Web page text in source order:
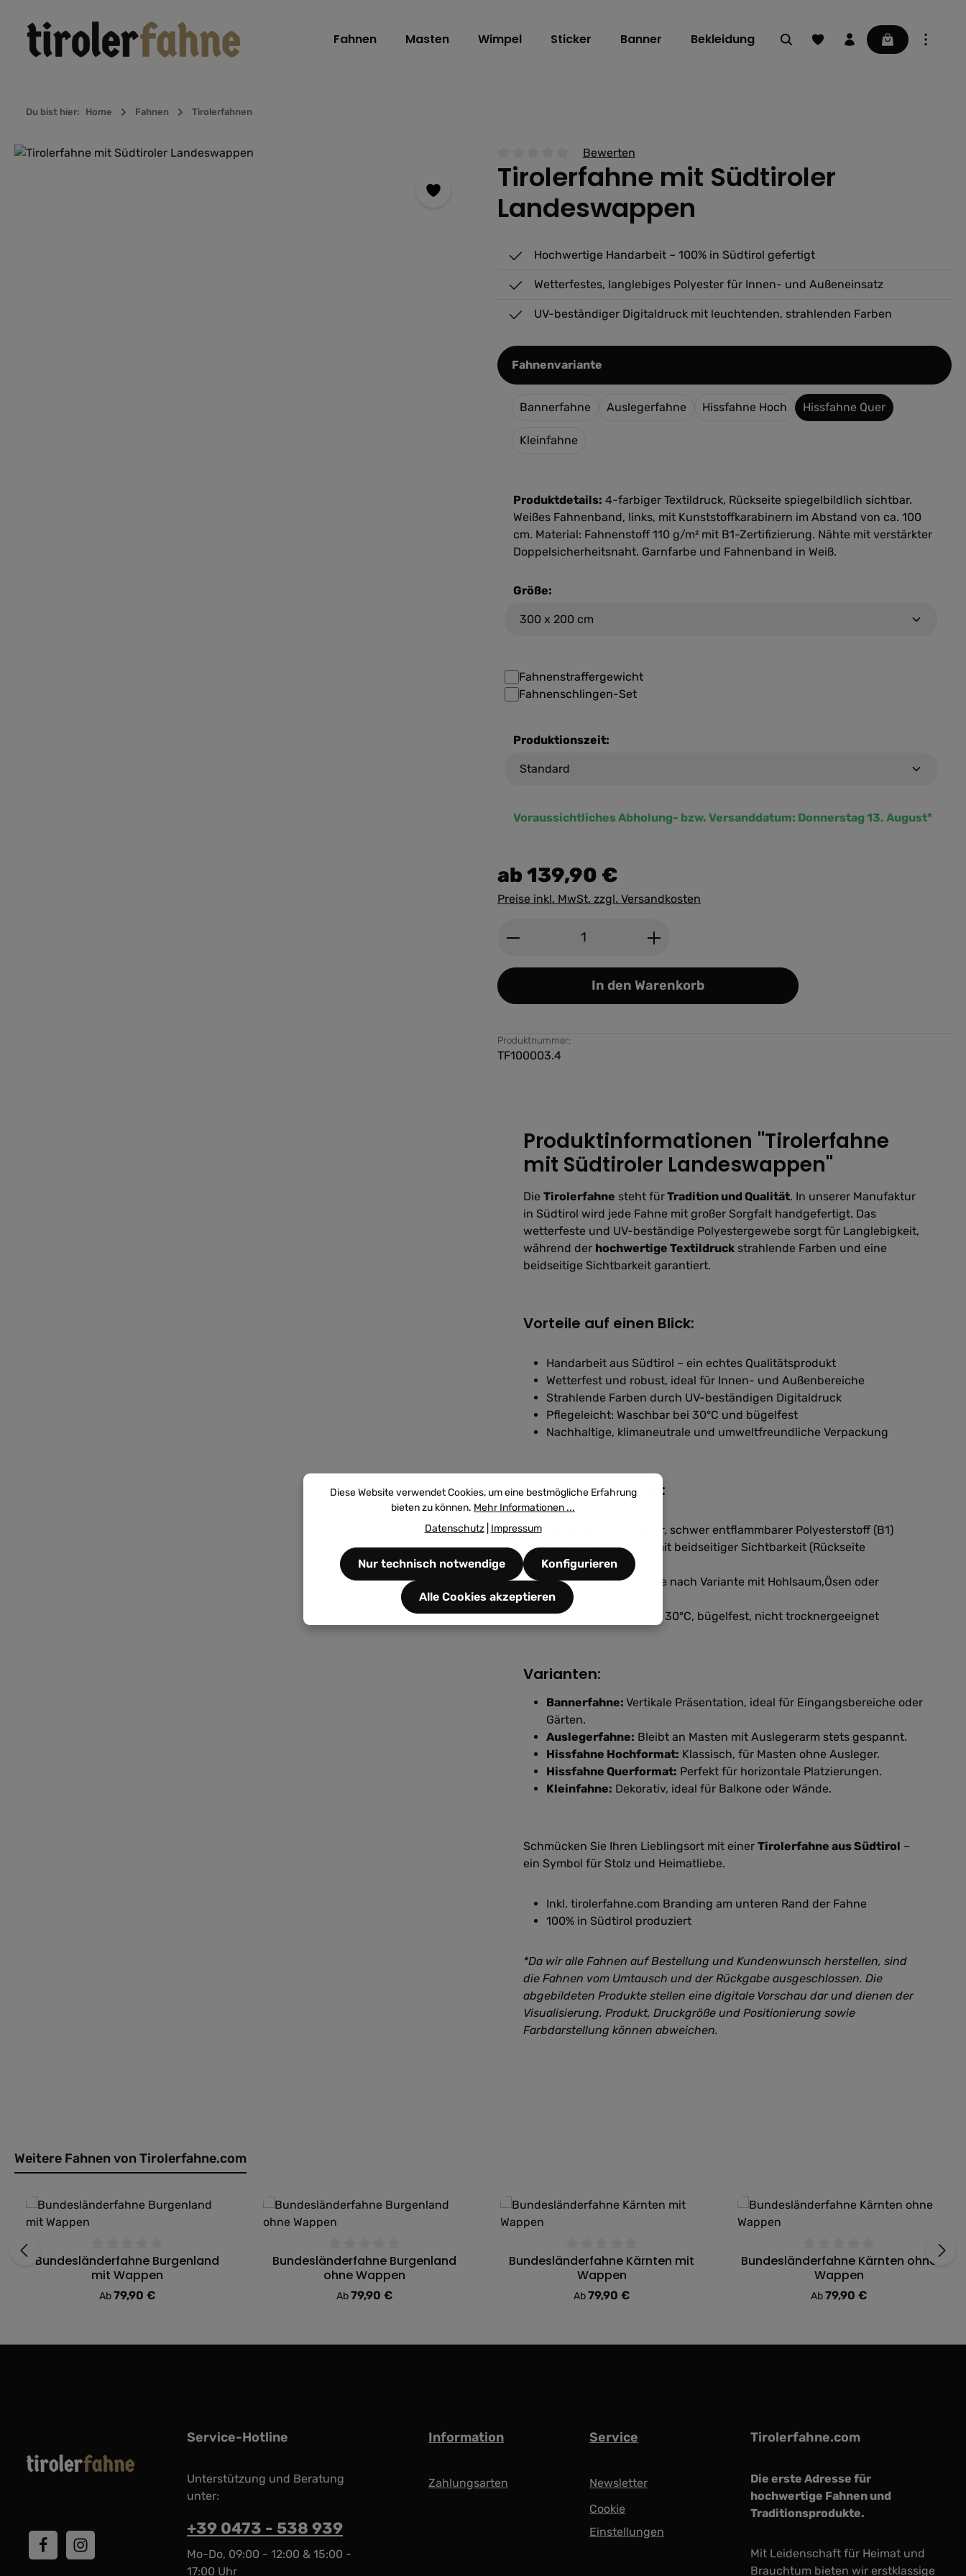
Fahnen Masten Wimpel Sticker Banner Bekleidung Du hast 0 Produkte auf dem
Warenkorb
Du bist hier: Home Fahnen Tirolerfahnen
Bildergalerie überspringen
Durchschnittliche Bewertung von 0 von 5 Sternen
Bewerten
Tirolerfahne mit Südtiroler
Landeswappen
Hochwertige Handarbeit – 100% in Südtirol gefertigt
Wetterfestes, langlebiges Polyester für Innen- und Außeneinsatz
UV-beständiger Digitaldruck mit leuchtenden, strahlenden Farben
Fahnenvariante
Bannerfahne Auslegerfahne Hissfahne Hoch Hissfahne Quer
Kleinfahne
Produktdetails: 4-farbiger Textildruck, Rückseite spiegelbildlich sichtbar.
Weißes Fahnenband, links, mit Kunststoffkarabinern im Abstand von ca. 100
cm. Material: Fahnenstoff 110 g/m² mit B1-Zertifizierung. Nähte mit verstärkter
Doppelsicherheitsnaht. Garnfarbe und Fahnenband in Weiß.
Größe:
Fahnenstraffergewicht
Fahnenschlingen-Set
Produktionszeit:
Voraussichtliches Abholung- bzw. Versanddatum: Donnerstag 13. August*
Produkt Anzahl: Gib den gewünschten Wert ein oder
In den Warenkorb
ab 139,90 €
Preise inkl. MwSt. zzgl. Versandkosten
Produktnummer:
TF100003.4
Produktinformationen "Tirolerfahne
mit Südtiroler Landeswappen"
Die Tirolerfahne steht fürTradition und Qualität. In unserer Manufaktur
in Südtirol wird jede Fahne mit großer Sorgfalt handgefertigt. Das
wetterfeste und UV-beständige Polyestergewebe sorgt für Langlebigkeit,
während der hochwertige Textildruck strahlende Farben und eine
beidseitige Sichtbarkeit garantiert.
Vorteile auf einen Blick:
Handarbeit aus Südtirol – ein echtes Qualitätsprodukt
Wetterfest und robust, ideal für Innen- und Außenbereiche
Strahlende Farben durch UV-beständigen Digitaldruck
Pflegeleicht: Waschbar bei 30°C und bügelfest
Nachhaltige, klimaneutrale und umweltfreundliche Verpackung
Technische Details:
Zertifizierter, schwer entflammbarer Polyesterstoff (B1)
Druck:Digitaldruck mit beidseitiger Sichtbarkeit (Rückseite
spiegelverkehrt)
Konfektionierung:
Je nach Variante mit Hohlsaum,Ösen oder
Banneraufhängung
Pflege:
Waschbar bei 30°C, bügelfest, nicht trocknergeeignet
Varianten:
Bannerfahne: Vertikale Präsentation, ideal für Eingangsbereiche oder
Gärten.
Auslegerfahne: Bleibt an Masten mit Auslegerarm stets gespannt.
Hissfahne Hochformat: Klassisch, für Masten ohne Ausleger.
Hissfahne Querformat: Perfekt für horizontale Platzierungen.
Kleinfahne: Dekorativ, ideal für Balkone oder Wände.
Schmücken Sie Ihren Lieblingsort mit einer Tirolerfahne aus Südtirol –
ein Symbol für Stolz und Heimatliebe.
Inkl. tirolerfahne.com Branding am unteren Rand der Fahne
100% in Südtirol produziert
*Da wir alle Fahnen auf Bestellung und Kundenwunsch herstellen, sind
die Fahnen vom Umtausch und der Rückgabe ausgeschlossen. Die
abgebildeten Produkte stellen eine digitale Vorschau dar und dienen der
Visualisierung. Produkt, Druckgröße und Positionierung sowie
Farbdarstellung können abweichen.
Weitere Fahnen von Tirolerfahne.com
Durchschnittliche Bewertung von 0 von 5 Sternen
Bundesländerfahne Burgenland
mit Wappen
Regulärer Preis:
Ab79,90 €
Durchschnittliche Bewertung von 0 von 5 Sternen
Bundesländerfahne Burgenland
ohne Wappen
Regulärer Preis:
Ab79,90 €
Durchschnittliche Bewertung von 0 von 5 Sternen
Bundesländerfahne Kärnten mit
Wappen
Regulärer Preis:
Ab79,90 €
Durchschnittliche Bewertung von 0 von
Bundesländerfahne Kärnten ohne
Wappen
Regulärer Preis:
Ab79,90 €
Service-Hotline
Unterstützung und Beratung
unter:
+39 0473 - 538 939
Mo-Do, 09:00 - 12:00 & 15:00 -
17:00 Uhr
Information
Zahlungsarten
Service
Newsletter
Cookie
Einstellungen
Tirolerfahne.com
Die erste Adresse für
hochwertige Fahnen und
Traditionsprodukte.
Mit Leidenschaft für Heimat und
Brauchtum bieten wir erstklassige
Diese Website verwendet Cookies, um eine bestmögliche Erfahrung
bieten zu können. Mehr Informationen ...
Datenschutz| Impressum
Nur technisch notwendige Konfigurieren
Alle Cookies akzeptieren